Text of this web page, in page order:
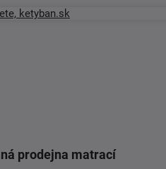
prodejna matrací